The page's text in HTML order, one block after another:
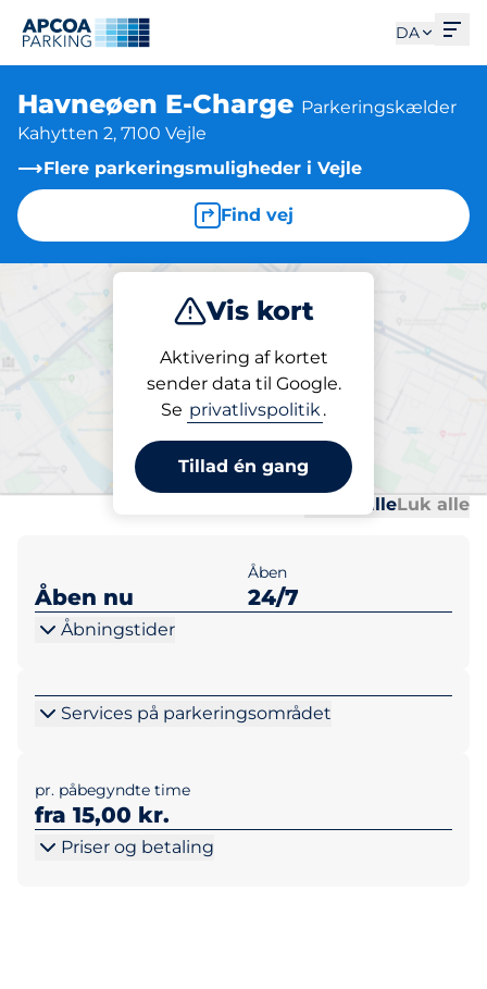
DA
Havneøen E-Charge Parkeringskælder
Kahytten 2, 7100 Vejle
Flere parkeringsmuligheder i Vejle
Find vej
Vis kort
Aktivering af kortet
sender data til Google.
Se privatlivspolitik.
Tillad én gang
Opladning
Parkering på stedet
Havneøen E-Charge
Udvid alleLuk alle
Åben nu
Åben
24/7
Åbningstider
Services på parkeringsområdet
pr. påbegyndte time
fra 15,00 kr.
Priser og betaling